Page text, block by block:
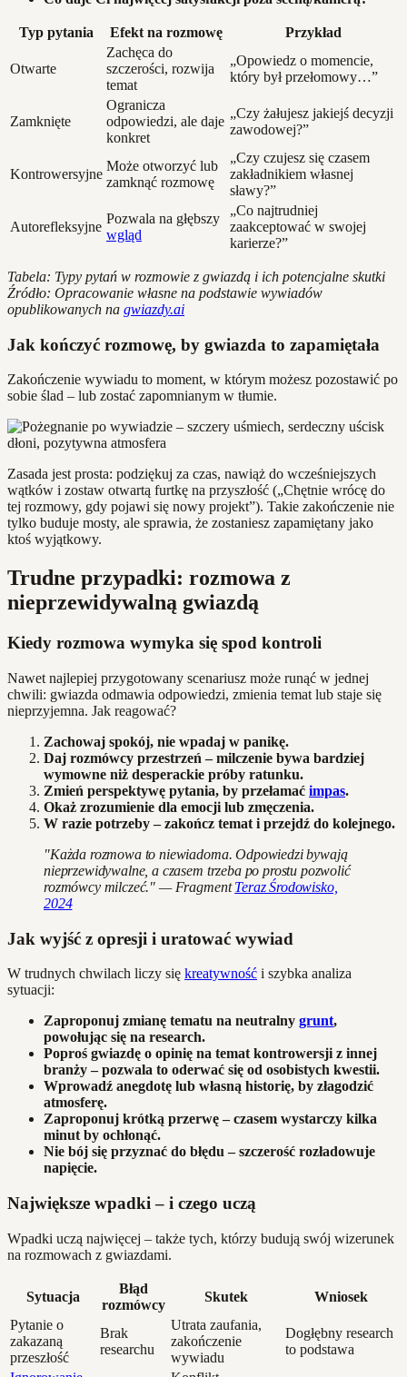
Typ pytania Efekt na rozmowę Przykład
Otwarte
Zachęca do
szczerości, rozwija
temat
„Opowiedz o momencie,
który był przełomowy…”
Zamknięte
Ogranicza
odpowiedzi, ale daje
konkret
„Czy żałujesz jakiejś decyzji
zawodowej?”
Kontrowersyjne
Może otworzyć lub
zamknąć rozmowę
„Czy czujesz się czasem
zakładnikiem własnej
sławy?”
Autorefleksyjne
Pozwala na głębszy
wgląd
„Co najtrudniej
zaakceptować w swojej
karierze?”
Tabela: Typy pytań w rozmowie z gwiazdą i ich potencjalne skutki
Źródło: Opracowanie własne na podstawie wywiadów
opublikowanych na gwiazdy.ai
Jak kończyć rozmowę, by gwiazda to zapamiętała
Zakończenie wywiadu to moment, w którym możesz pozostawić po
sobie ślad – lub zostać zapomnianym w tłumie.
Zasada jest prosta: podziękuj za czas, nawiąż do wcześniejszych
wątków i zostaw otwartą furtkę na przyszłość („Chętnie wrócę do
tej rozmowy, gdy pojawi się nowy projekt”). Takie zakończenie nie
tylko buduje mosty, ale sprawia, że zostaniesz zapamiętany jako
ktoś wyjątkowy.
Trudne przypadki: rozmowa z
nieprzewidywalną gwiazdą
Kiedy rozmowa wymyka się spod kontroli
Nawet najlepiej przygotowany scenariusz może runąć w jednej
chwili: gwiazda odmawia odpowiedzi, zmienia temat lub staje się
nieprzyjemna. Jak reagować?
Zachowaj spokój, nie wpadaj w panikę.
Daj rozmówcy przestrzeń – milczenie bywa bardziej
wymowne niż desperackie próby ratunku.
Zmień perspektywę pytania, by przełamać impas.
Okaż zrozumienie dla emocji lub zmęczenia.
W razie potrzeby – zakończ temat i przejdź do kolejnego.
"Każda rozmowa to niewiadoma. Odpowiedzi bywają
nieprzewidywalne, a czasem trzeba po prostu pozwolić
rozmówcy milczeć." — FragmentTeraz Środowisko,
2024
Jak wyjść z opresji i uratować wywiad
W trudnych chwilach liczy się kreatywność i szybka analiza
sytuacji:
Zaproponuj zmianę tematu na neutralny grunt,
powołując się na research.
Poproś gwiazdę o opinię na temat kontrowersji z innej
branży – pozwala to oderwać się od osobistych kwestii.
Wprowadź anegdotę lub własną historię, by złagodzić
atmosferę.
Zaproponuj krótką przerwę – czasem wystarczy kilka
minut by ochłonąć.
Nie bój się przyznać do błędu – szczerość rozładowuje
napięcie.
Największe wpadki – i czego uczą
Wpadki uczą najwięcej – także tych, którzy budują swój wizerunek
na rozmowach z gwiazdami.
Sytuacja
Błąd
rozmówcy
Skutek
Wniosek
Pytanie o
zakazaną
przeszłość
Brak
researchu
Utrata zaufania,
zakończenie
wywiadu
Dogłębny research
to podstawa